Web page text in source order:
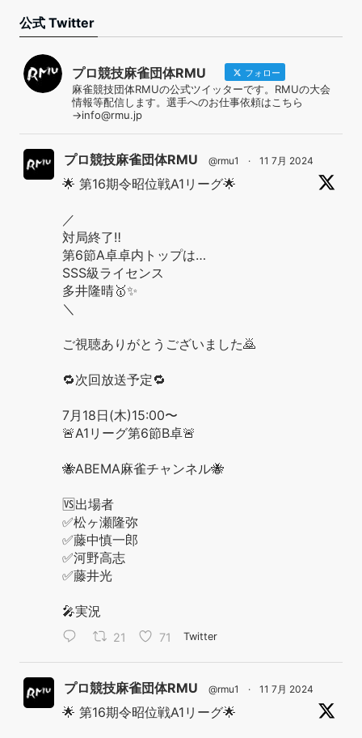
公式 Twitter
プロ競技麻雀団体RMU フォロー
麻雀競技団体RMUの公式ツイッターです。RMUの大会
情報等配信します。選手へのお仕事依頼はこちら
→info@rmu.jp
プロ競技麻雀団体RMU @rmu1 · 11 7月 2024
🌟 第16期令昭位戦A1リーグ🌟
／
対局終了‼️
第6節A卓卓内トップは…
SSS級ライセンス
多井隆晴🥇✨
＼
ご視聴ありがとうございました🙇
🔁次回放送予定🔁
7月18日(木)15:00〜
🚨A1リーグ第6節B卓🚨
🐝ABEMA麻雀チャンネル🐝
🆚出場者
✅松ヶ瀬隆弥
✅藤中慎一郎
✅河野高志
✅藤井光
🎤実況
21 71 Twitter
プロ競技麻雀団体RMU @rmu1 · 11 7月 2024
🌟 第16期令昭位戦A1リーグ🌟